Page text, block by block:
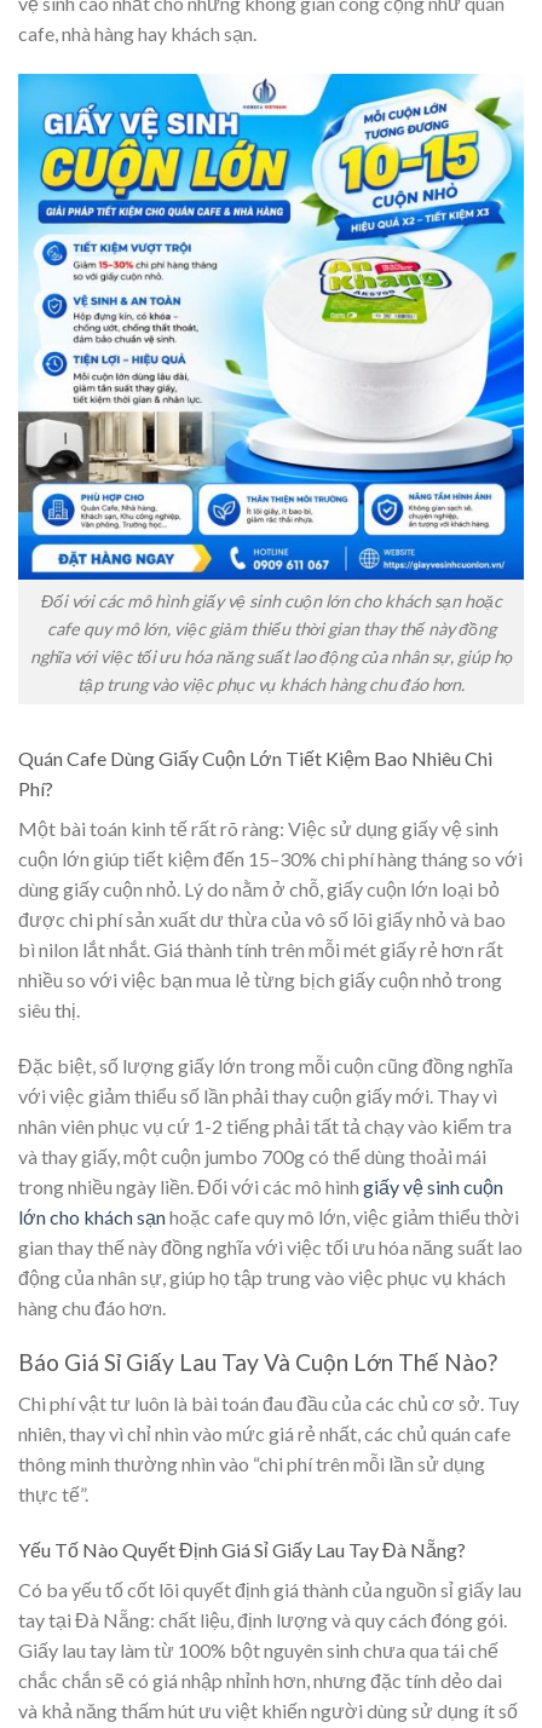
cafe, nhà hàng hay khách sạn.
Đối với các mô hình giấy vệ sinh cuộn lớn cho khách sạn hoặc
cafe quy mô lớn, việc giảm thiểu thời gian thay thế này đồng
nghĩa với việc tối ưu hóa năng suất lao động của nhân sự, giúp họ
tập trung vào việc phục vụ khách hàng chu đáo hơn.
Quán Cafe Dùng Giấy Cuộn Lớn Tiết Kiệm Bao Nhiêu Chi
Phí?
Một bài toán kinh tế rất rõ ràng: Việc sử dụng giấy vệ sinh
cuộn lớn giúp tiết kiệm đến 15–30% chi phí hàng tháng so với
dùng giấy cuộn nhỏ. Lý do nằm ở chỗ, giấy cuộn lớn loại bỏ
được chi phí sản xuất dư thừa của vô số lõi giấy nhỏ và bao
bì nilon lắt nhắt. Giá thành tính trên mỗi mét giấy rẻ hơn rất
nhiều so với việc bạn mua lẻ từng bịch giấy cuộn nhỏ trong
siêu thị.
Đặc biệt, số lượng giấy lớn trong mỗi cuộn cũng đồng nghĩa
với việc giảm thiểu số lần phải thay cuộn giấy mới. Thay vì
nhân viên phục vụ cứ 1-2 tiếng phải tất tả chạy vào kiểm tra
và thay giấy, một cuộn jumbo 700g có thể dùng thoải mái
trong nhiều ngày liền. Đối với các mô hình giấy vệ sinh cuộn
lớn cho khách sạnhoặc cafe quy mô lớn, việc giảm thiểu thời
gian thay thế này đồng nghĩa với việc tối ưu hóa năng suất lao
động của nhân sự, giúp họ tập trung vào việc phục vụ khách
hàng chu đáo hơn.
Báo Giá Sỉ Giấy Lau Tay Và Cuộn Lớn Thế Nào?
Chi phí vật tư luôn là bài toán đau đầu của các chủ cơ sở. Tuy
nhiên, thay vì chỉ nhìn vào mức giá rẻ nhất, các chủ quán cafe
thông minh thường nhìn vào “chi phí trên mỗi lần sử dụng
thực tế”.
Yếu Tố Nào Quyết Định Giá Sỉ Giấy Lau Tay Đà Nẵng?
Có ba yếu tố cốt lõi quyết định giá thành của nguồn sỉ giấy lau
tay tại Đà Nẵng: chất liệu, định lượng và quy cách đóng gói.
Giấy lau tay làm từ 100% bột nguyên sinh chưa qua tái chế
chắc chắn sẽ có giá nhập nhỉnh hơn, nhưng đặc tính dẻo dai
và khả năng thấm hút ưu việt khiến người dùng sử dụng ít số